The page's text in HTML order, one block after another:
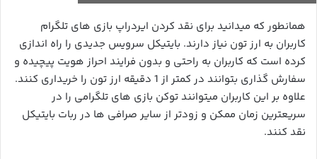
همانطور که میدانید برای نقد کردن ایردراپ بازی های تلگرام
کاربران به ارز تون نیاز دارند. بایتیکل سرویس جدیدی را راه اندازی
کرده است که کاربران به راحتی و بدون فرایند احراز هویت پیچیده و
سفارش گذاری بتوانند در کمتر از 1 دقیقه ارز تون را خریداری کنند.
علاوه بر این کاربران میتوانند توکن بازی های تلگرامی را در
سریعترین زمان ممکن و زودتر از سایر صرافی ها در ربات بایتیکل
نقد کنند.